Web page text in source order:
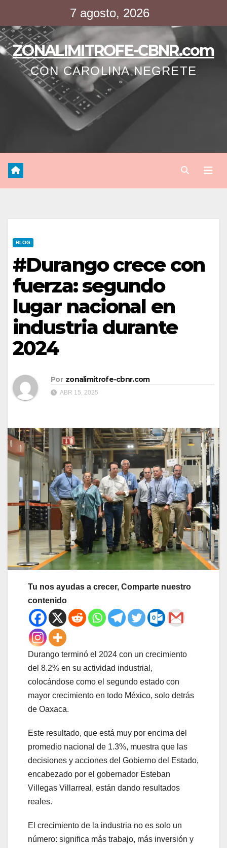
contenido
7 agosto, 2026
ZONALIMITROFE-CBNR.com
CON CAROLINA NEGRETE
BLOG
#Durango crece con
fuerza: segundo
lugar nacional en
industria durante
2024
Por zonalimitrofe-cbnr.com
ABR 15, 2025
Tu nos ayudas a crecer, Comparte nuestro
contenido
Durango terminó el 2024 con un crecimiento
del 8.2% en su actividad industrial,
colocándose como el segundo estado con
mayor crecimiento en todo México, solo detrás
de Oaxaca.
Este resultado, que está muy por encima del
promedio nacional de 1.3%, muestra que las
decisiones y acciones del Gobierno del Estado,
encabezado por el gobernador Esteban
Villegas Villarreal, están dando resultados
reales.
El crecimiento de la industria no es solo un
número: significa más trabajo, más inversión y